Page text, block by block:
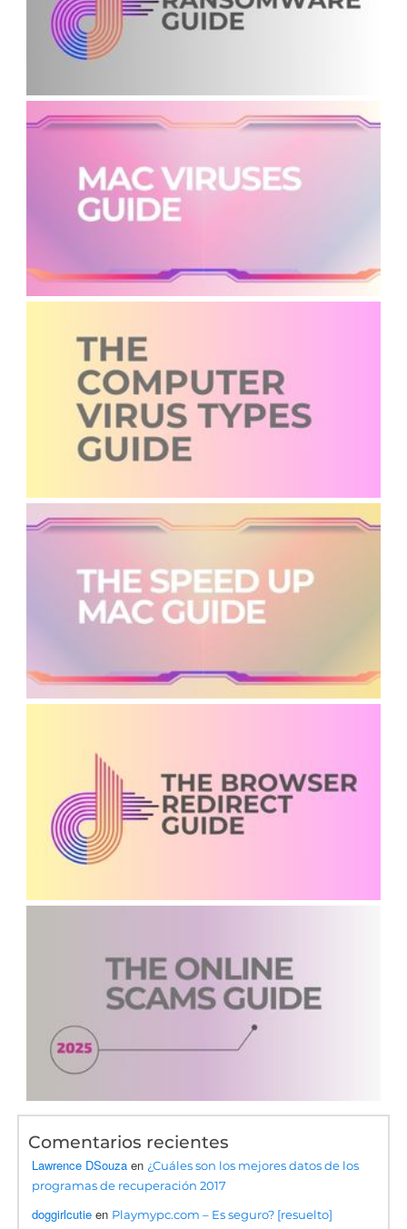
Comentarios recientes
Lawrence DSouza en ¿Cuáles son los mejores datos de los
programas de recuperación 2017
doggirlcutie en Playmypc.com – Es seguro? [resuelto]